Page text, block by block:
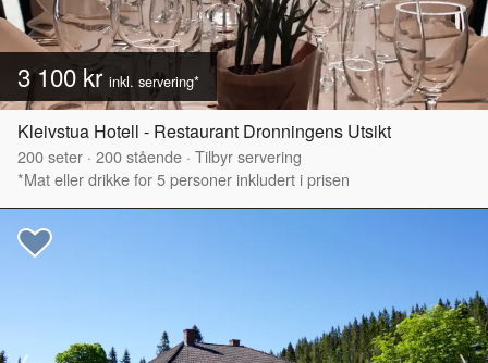
3 100 kr inkl. servering*
Kleivstua Hotell - Restaurant Dronningens Utsikt
200seter · 200stående · Tilbyr servering
*Mat eller drikke for 5 personer inkludert i prisen